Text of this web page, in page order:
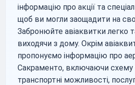
інформацію про акції та
щоб ви могли заощадити на
Забронюйте авіаквитки легко
виходячи з дому. Окрім
пропонуємо інформацію про
Сакраменто, включаючи схему
транспортні можливості,